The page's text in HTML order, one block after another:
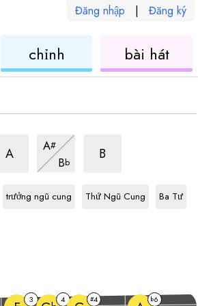
Đăng nhập | Đăng ký
chỉnh bài hát
A
Rập
A#
Rập
âm
Bb
Ả
Rập
giai
B
Rập
trưởng ngũ cung
giai
Thứ Ngũ Cung
giai
Ba Tư
giai
3 4 #4 b6